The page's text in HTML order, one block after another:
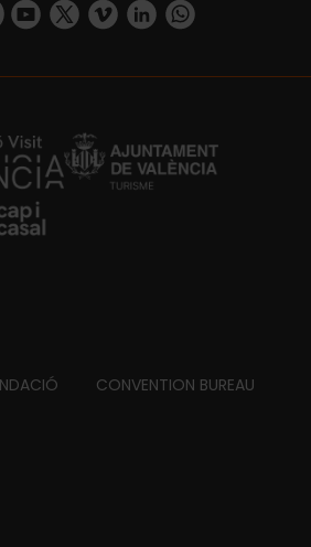
visit_valencia/
www.facebook.com/
https://www.youtube.com/user/
https://twitter.com/_VivaValencia
https://vimeo.com/
https://www.linkedin.com/company/turismo-valencia/https://api.whatsapp.com/send/
CONVENTION BUREAU